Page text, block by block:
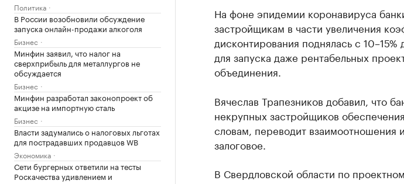
Политика
В России возобновили обсуждение
запуска онлайн-продажи алкоголя
Бизнес
Минфин заявил, что налог на
сверхприбыль для металлургов не
обсуждается
Бизнес
Минфин разработал законопроект об
акцизе на импортную сталь
Бизнес
Власти задумались о налоговых льготах
для пострадавших продавцов WB
Экономика
Сети бургерных ответили на тесты
Роскачества удивлением и
На фоне эпидемии коронавируса
застройщикам в части увеличения
дисконтирования поднялась с
для запуска даже рентабельных
объединения.
Вячеслав Трапезников добавил, что
некрупных застройщиков
словам, переводит взаимоотношения
залоговое.
В Свердловской области по